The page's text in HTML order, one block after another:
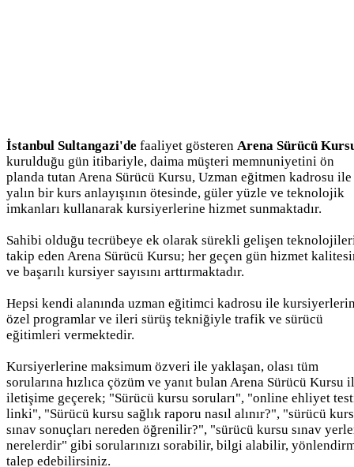
İstanbul Sultangazi'de faaliyet gösteren Arena Sürücü
kurulduğu gün itibariyle, daima müşteri memnuniyetini ön
planda tutan Arena Sürücü Kursu, Uzman eğitmen kadrosu ile
yalın bir kurs anlayışının ötesinde, güler yüzle ve teknolojik
imkanları kullanarak kursiyerlerine hizmet sunmaktadır.
Sahibi olduğu tecrübeye ek olarak sürekli gelişen
takip eden Arena Sürücü Kursu; her geçen gün hizmet
ve başarılı kursiyer sayısını arttırmaktadır.
Hepsi kendi alanında uzman eğitimci kadrosu ile
özel programlar ve ileri sürüş tekniğiyle trafik ve sürücü
eğitimleri vermektedir.
Kursiyerlerine maksimum özveri ile yaklaşan, olası tüm
sorularına hızlıca çözüm ve yanıt bulan Arena Sürücü Kursu
iletişime geçerek; "Sürücü kursu soruları", "online ehliyet
linki", "Sürücü kursu sağlık raporu nasıl alınır?", "sürücü
sınav sonuçları nereden öğrenilir?", "sürücü kursu sınav
nerelerdir" gibi sorularınızı sorabilir, bilgi alabilir,
talep edebilirsiniz.